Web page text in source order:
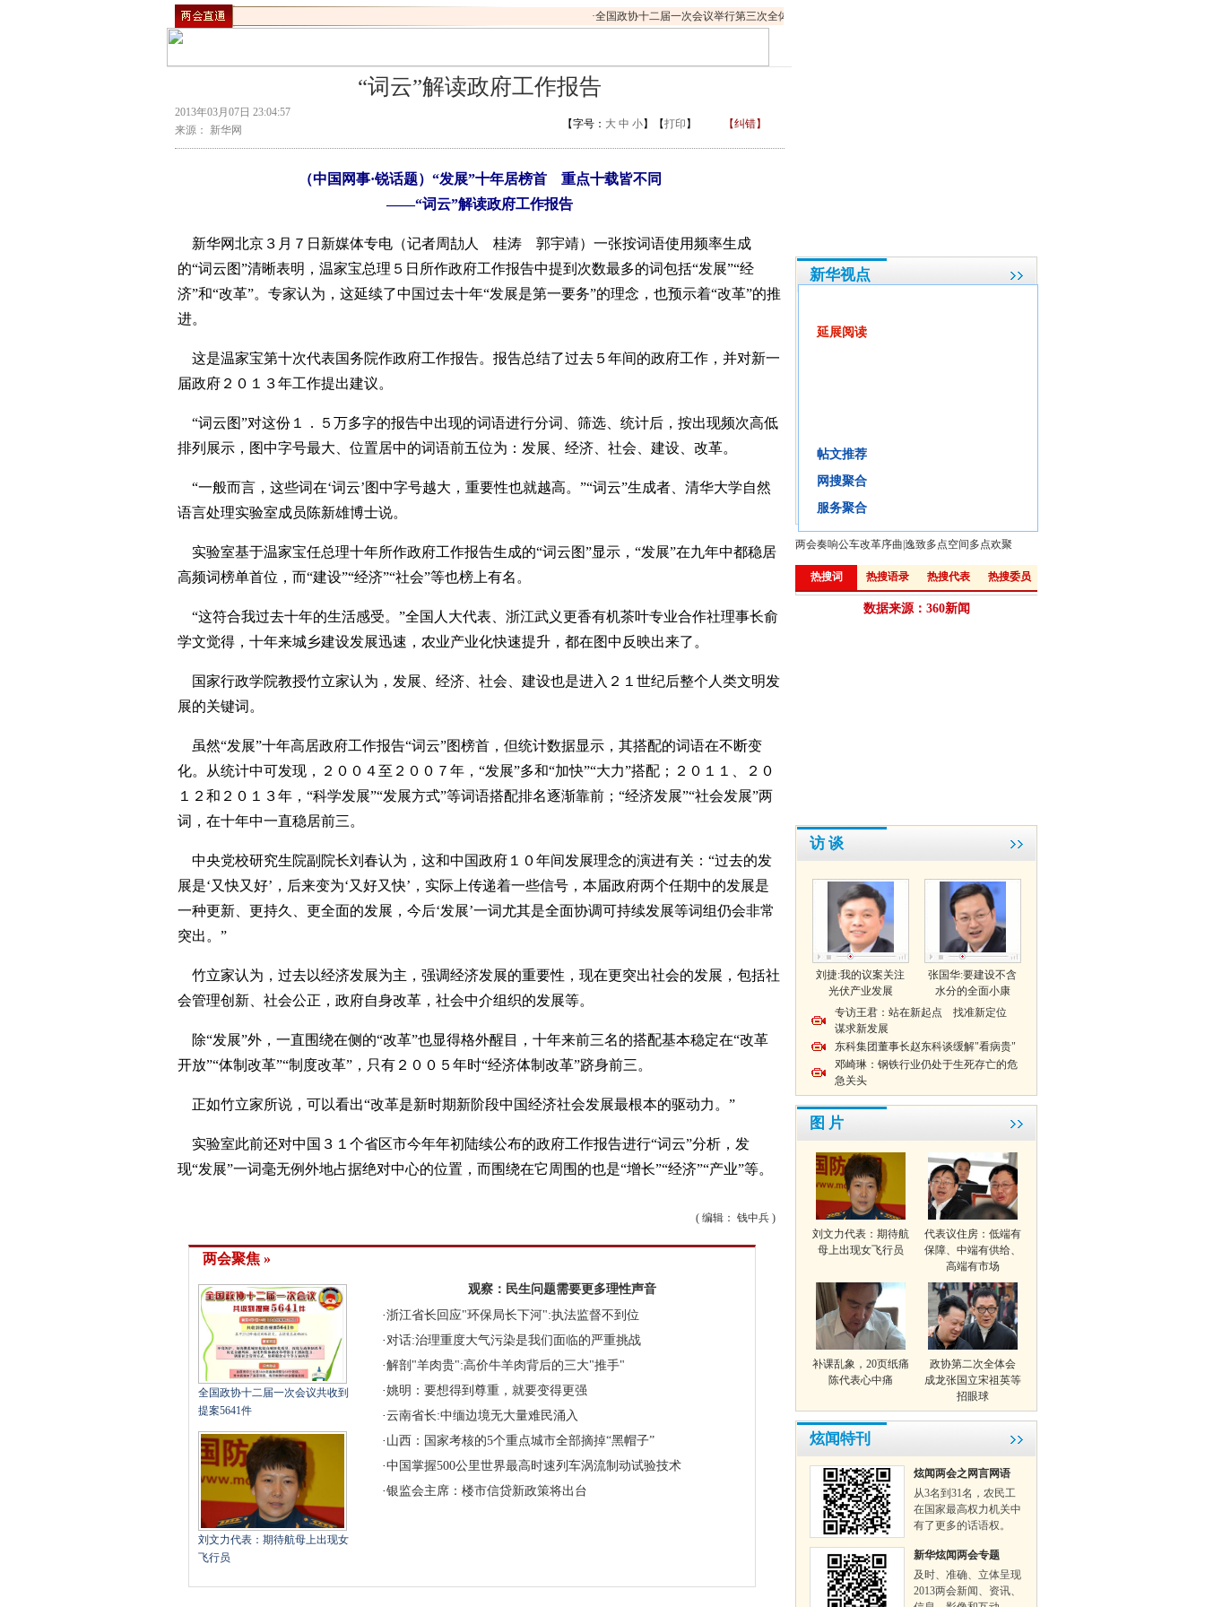
延展阅读
帖文推荐
网搜聚合
服务聚合
全国政协十二届一次会议举行第三次全体会议俞正声出席
“词云”解读政府工作报告
2013年03月07日 23:04:57
来源： 新华网
【字号： 大 中 小】【打印 】 【纠错】
（中国网事·锐话题）“发展”十年居榜首 重点十载皆不同
——“词云”解读政府工作报告
新华网北京３月７日新媒体专电（记者周劼人 桂涛 郭宇靖）一张按词语使用频率生成
的“词云图”清晰表明，温家宝总理５日所作政府工作报告中提到次数最多的词包括“发展”“经
济”和“改革”。专家认为，这延续了中国过去十年“发展是第一要务”的理念，也预示着“改革”的推
进。
这是温家宝第十次代表国务院作政府工作报告。报告总结了过去５年间的政府工作，并对新一
届政府２０１３年工作提出建议。
“词云图”对这份１．５万多字的报告中出现的词语进行分词、筛选、统计后，按出现频次高低
排列展示，图中字号最大、位置居中的词语前五位为：发展、经济、社会、建设、改革。
“一般而言，这些词在‘词云’图中字号越大，重要性也就越高。”“词云”生成者、清华大学自然
语言处理实验室成员陈新雄博士说。
实验室基于温家宝任总理十年所作政府工作报告生成的“词云图”显示，“发展”在九年中都稳居
高频词榜单首位，而“建设”“经济”“社会”等也榜上有名。
“这符合我过去十年的生活感受。”全国人大代表、浙江武义更香有机茶叶专业合作社理事长俞
学文觉得，十年来城乡建设发展迅速，农业产业化快速提升，都在图中反映出来了。
国家行政学院教授竹立家认为，发展、经济、社会、建设也是进入２１世纪后整个人类文明发
展的关键词。
虽然“发展”十年高居政府工作报告“词云”图榜首，但统计数据显示，其搭配的词语在不断变
化。从统计中可发现，２００４至２００７年，“发展”多和“加快”“大力”搭配；２０１１、２０
１２和２０１３年，“科学发展”“发展方式”等词语搭配排名逐渐靠前；“经济发展”“社会发展”两
词，在十年中一直稳居前三。
中央党校研究生院副院长刘春认为，这和中国政府１０年间发展理念的演进有关：“过去的发
展是‘又快又好’，后来变为‘又好又快’，实际上传递着一些信号，本届政府两个任期中的发展是
一种更新、更持久、更全面的发展，今后‘发展’一词尤其是全面协调可持续发展等词组仍会非常
突出。”
竹立家认为，过去以经济发展为主，强调经济发展的重要性，现在更突出社会的发展，包括社
会管理创新、社会公正，政府自身改革，社会中介组织的发展等。
除“发展”外，一直围绕在侧的“改革”也显得格外醒目，十年来前三名的搭配基本稳定在“改革
开放”“体制改革”“制度改革”，只有２００５年时“经济体制改革”跻身前三。
正如竹立家所说，可以看出“改革是新时期新阶段中国经济社会发展最根本的驱动力。”
实验室此前还对中国３１个省区市今年年初陆续公布的政府工作报告进行“词云”分析，发
现“发展”一词毫无例外地占据绝对中心的位置，而围绕在它周围的也是“增长”“经济”“产业”等。
( 编辑： 钱中兵 )
两会聚焦 »
全国政协十二届一次会议共收到
提案5641件
刘文力代表：期待航母上出现女
飞行员
观察：民生问题需要更多理性声音
·浙江省长回应"环保局长下河":执法监督不到位
·对话:治理重度大气污染是我们面临的严重挑战
·解剖"羊肉贵":高价牛羊肉背后的三大"推手"
·姚明：要想得到尊重，就要变得更强
·云南省长:中缅边境无大量难民涌入
· 山西：国家考核的5个重点城市全部摘掉“黑帽子”
·中国掌握500公里世界最高时速列车涡流制动试验技术
·银监会主席：楼市信贷新政策将出台
新华视点
借力新城镇化 大城市病求解良方
“厚道”的城市化之路
视点：生活在城市，不算“城里人”
两会奏响公车改革序曲 逸致多点空间多点欢聚
访 谈
刘捷:我的议案关注
光伏产业发展
张国华:要建设不含
水分的全面小康
专访王君：站在新起点 找准新定位
谋求新发展
东科集团董事长赵东科谈缓解"看病贵"
邓崎琳：钢铁行业仍处于生死存亡的危
急关头
图 片
刘文力代表：期待航
母上出现女飞行员
代表议住房：低端有
保障、中端有供给、
高端有市场
补课乱象，20页纸痛
陈代表心中痛
政协第二次全体会
成龙张国立宋祖英等
招眼球
炫闻特刊
炫闻两会之网言网语
从3名到31名，农民工
在国家最高权力机关中
有了更多的话语权。
新华炫闻两会专题
及时、准确、立体呈现
2013两会新闻、资讯、